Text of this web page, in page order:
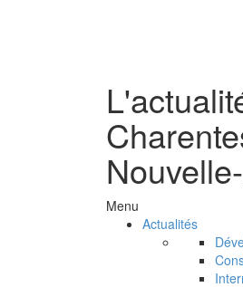
Menu
Actualités